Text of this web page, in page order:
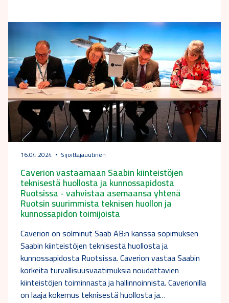
16.04.2024 Sijoittajauutinen
Caverion vastaamaan Saabin kiinteistöjen
teknisestä huollosta ja kunnossapidosta
Ruotsissa - vahvistaa asemaansa yhtenä
Ruotsin suurimmista teknisen huollon ja
kunnossapidon toimijoista
Caverion on solminut Saab AB:n kanssa sopimuksen
Saabin kiinteistöjen teknisestä huollosta ja
kunnossapidosta Ruotsissa. Caverion vastaa Saabin
korkeita turvallisuusvaatimuksia noudattavien
kiinteistöjen toiminnasta ja hallinnoinnista. Caverionilla
on laaja kokemus teknisestä huollosta ja…